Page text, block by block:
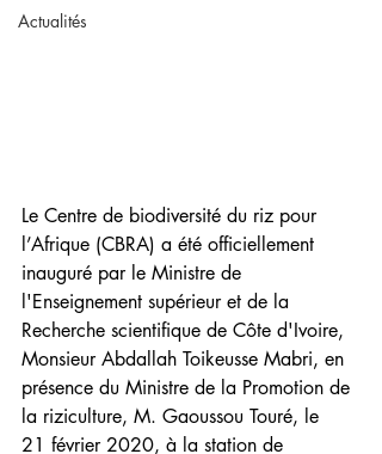
Actualités
Le Centre de biodiversité du riz pour
l’Afrique (CBRA) a été officiellement
inauguré par le Ministre de
l'Enseignement supérieur et de la
Recherche scientifique de Côte d'Ivoire,
Monsieur Abdallah Toikeusse Mabri, en
présence du Ministre de la Promotion de
la riziculture, M. Gaoussou Touré, le
21 février 2020, à la station de